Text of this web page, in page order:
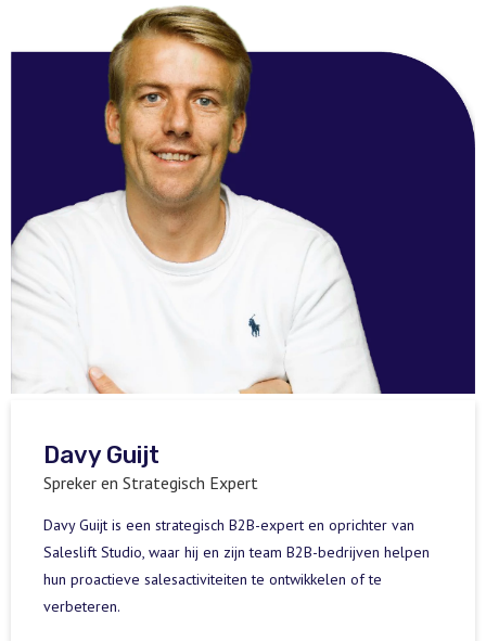
Davy Guijt
Spreker en Strategisch Expert
Davy Guijt is een strategisch B2B-expert en oprichter van
Saleslift Studio, waar hij en zijn team B2B-bedrijven helpen
hun proactieve salesactiviteiten te ontwikkelen of te
verbeteren.